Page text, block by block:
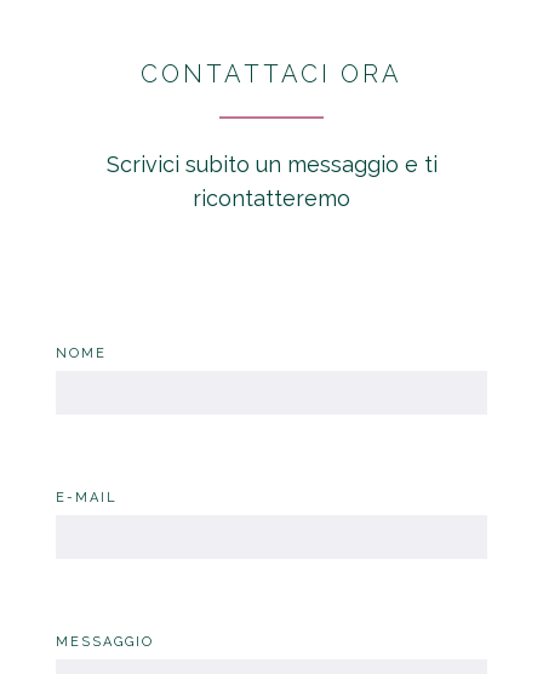
CONTATTACI ORA
Scrivici subito un messaggio e ti
ricontatteremo
NOME
E-MAIL
MESSAGGIO